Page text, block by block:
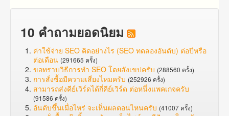
10 คำถามยอดนิยม
ค่าใช้จ่าย SEO คิดอย่างไร (SEO ทดลองอันดับ) ต่อปีหรือ
ต่อเดือน (291665 ครั้ง)
ขอทราบวิธีการทำ SEO โดยสังเขปครับ (288560 ครั้ง)
การสั่งซื้อมีความเสี่ยงไหมครับ (252926 ครั้ง)
สามารถส่งคีย์เวิร์ดได้กี่คีย์เวิร์ด ต่อหนึ่งแพคเกจครับ
(91586 ครั้ง)
อันดับขึ้นเมื่อไหร่ จะเห็นผลตอนไหนครับ (41007 ครั้ง)